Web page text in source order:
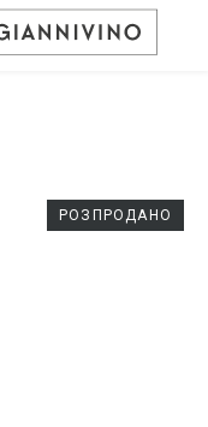
РОЗПРОДАНО